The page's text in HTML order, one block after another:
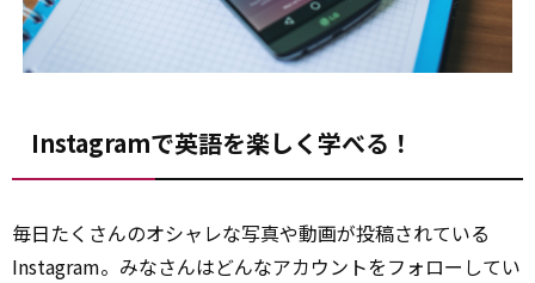
Instagramで英語を楽しく学べる！
毎日たくさんのオシャレな写真や動画が投稿されている
Instagram。みなさんはどんなアカウントをフォローしてい